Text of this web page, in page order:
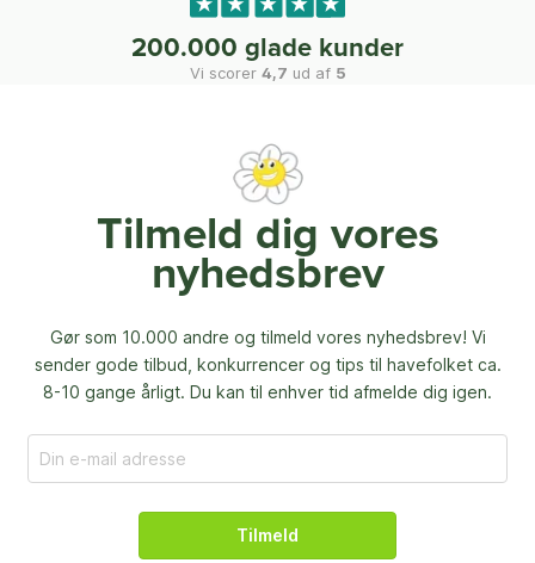
200.000 glade kunder
Vi scorer 4,7 ud af 5
Tilmeld dig vores
nyhedsbrev
Gør som 10.000 andre og tilmeld vores nyhedsbrev! Vi
sender gode tilbud, konkurrencer og tips til havefolket ca.
8-10 gange årligt. Du kan til enhver tid afmelde dig igen.
Tilmeld